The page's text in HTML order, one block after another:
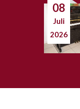
08
Juli
2026